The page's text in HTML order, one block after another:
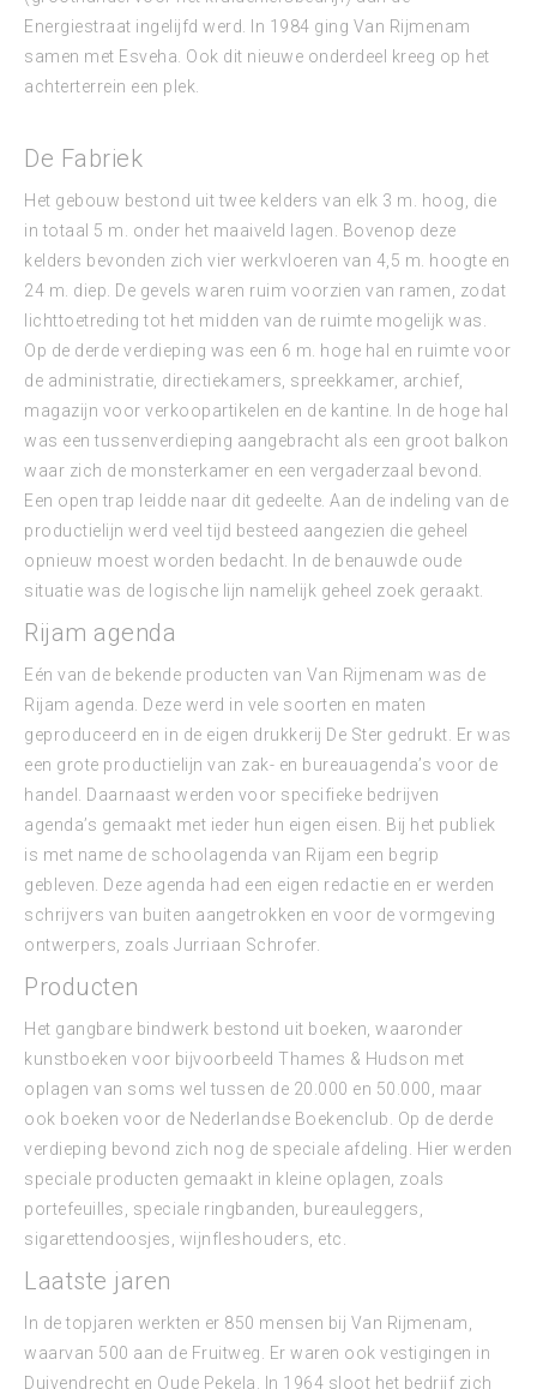
Energiestraat ingelijfd werd. In 1984 ging Van Rijmenam
samen met Esveha. Ook dit nieuwe onderdeel kreeg op het
achterterrein een plek.
De Fabriek
Het gebouw bestond uit twee kelders van elk 3 m. hoog, die
in totaal 5 m. onder het maaiveld lagen. Bovenop deze
kelders bevonden zich vier werkvloeren van 4,5 m. hoogte en
24 m. diep. De gevels waren ruim voorzien van ramen, zodat
lichttoetreding tot het midden van de ruimte mogelijk was.
Op de derde verdieping was een 6 m. hoge hal en ruimte voor
de administratie, directiekamers, spreekkamer, archief,
magazijn voor verkoopartikelen en de kantine. In de hoge hal
was een tussenverdieping aangebracht als een groot balkon
waar zich de monsterkamer en een vergaderzaal bevond.
Een open trap leidde naar dit gedeelte. Aan de indeling van de
productielijn werd veel tijd besteed aangezien die geheel
opnieuw moest worden bedacht. In de benauwde oude
situatie was de logische lijn namelijk geheel zoek geraakt.
Rijam agenda
Eén van de bekende producten van Van Rijmenam was de
Rijam agenda. Deze werd in vele soorten en maten
geproduceerd en in de eigen drukkerij De Ster gedrukt. Er was
een grote productielijn van zak- en bureauagenda’s voor de
handel. Daarnaast werden voor specifieke bedrijven
agenda’s gemaakt met ieder hun eigen eisen. Bij het publiek
is met name de schoolagenda van Rijam een begrip
gebleven. Deze agenda had een eigen redactie en er werden
schrijvers van buiten aangetrokken en voor de vormgeving
ontwerpers, zoals Jurriaan Schrofer.
Producten
Het gangbare bindwerk bestond uit boeken, waaronder
kunstboeken voor bijvoorbeeld Thames & Hudson met
oplagen van soms wel tussen de 20.000 en 50.000, maar
ook boeken voor de Nederlandse Boekenclub. Op de derde
verdieping bevond zich nog de speciale afdeling. Hier werden
speciale producten gemaakt in kleine oplagen, zoals
portefeuilles, speciale ringbanden, bureauleggers,
sigarettendoosjes, wijnfleshouders, etc.
Laatste jaren
In de topjaren werkten er 850 mensen bij Van Rijmenam,
waarvan 500 aan de Fruitweg. Er waren ook vestigingen in
Duivendrecht en Oude Pekela. In 1964 sloot het bedrijf zich